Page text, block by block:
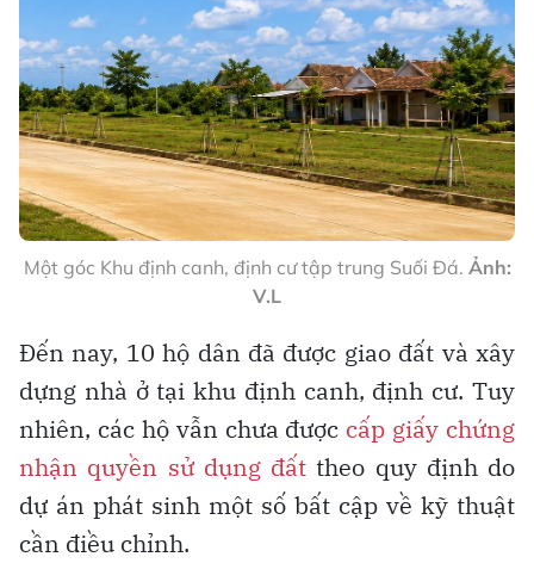
Một góc Khu định canh, định cư tập trung Suối Đá. Ảnh:
V.L
Đến nay, 10 hộ dân đã được giao đất và xây
dựng nhà ở tại khu định canh, định cư. Tuy
nhiên, các hộ vẫn chưa được cấp giấy chứng
nhận quyền sử dụng đất theo quy định do
dự án phát sinh một số bất cập về kỹ thuật
cần điều chỉnh.